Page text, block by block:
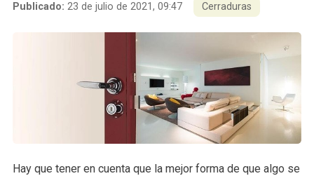
Publicado: 23 de julio de 2021, 09:47 Cerraduras
Hay que tener en cuenta que la mejor forma de que algo se